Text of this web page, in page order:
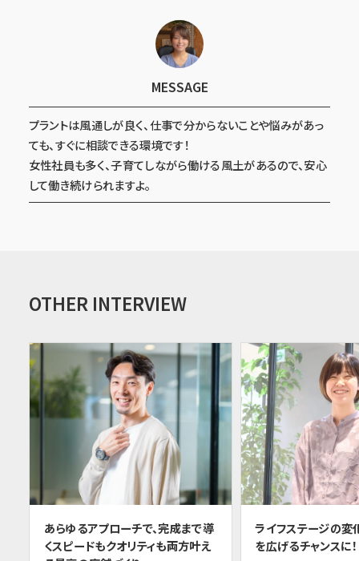
MESSAGE
プラントは風通しが良く、仕事で分からないことや悩みがあっ
ても、すぐに相談できる環境です！
女性社員も多く、子育てしながら働ける風土があるので、安心
して働き続けられますよ。
OTHER INTERVIEW
あらゆるアプローチで、完成まで導
くスピードもクオリティも両方叶え
ライフステージの変
を広げるチャンスに！